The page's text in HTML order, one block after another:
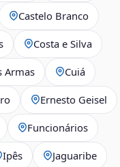
Castelo Branco
Costa e Silva
Armas Cuiá
Ernesto Geisel
Funcionários
Ipês Jaguaribe